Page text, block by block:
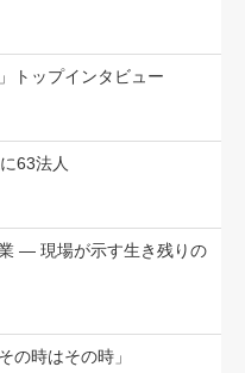
トップインタビュー
63法人
― 現場が示す生き残りの
時はその時」